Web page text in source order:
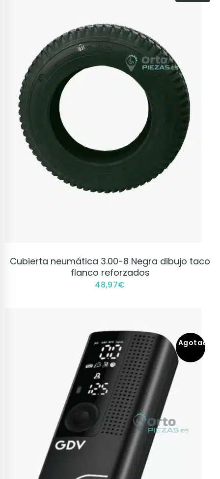
VER PRODUCTO
Cubierta neumática 3.00-8 Negra dibujo taco
flanco reforzados
48,97€
Agotado